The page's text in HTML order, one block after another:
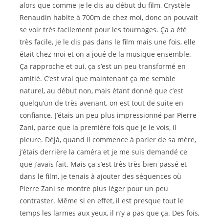
alors que comme je le dis au début du film, Crystèle
Renaudin habite à 700m de chez moi, donc on pouvait
se voir très facilement pour les tournages. Ça a été
très facile, je le dis pas dans le film mais une fois, elle
était chez moi et on a joué de la musique ensemble.
Ça rapproche et oui, ça s’est un peu transformé en
amitié. C’est vrai que maintenant ça me semble
naturel, au début non, mais étant donné que c’est
quelqu’un de très avenant, on est tout de suite en
confiance. J’étais un peu plus impressionné par Pierre
Zani, parce que la première fois que je le vois, il
pleure. Déjà, quand il commence à parler de sa mère,
j’étais derrière la caméra et je me suis demandé ce
que j’avais fait. Mais ça s’est très très bien passé et
dans le film, je tenais à ajouter des séquences où
Pierre Zani se montre plus léger pour un peu
contraster. Même si en effet, il est presque tout le
temps les larmes aux yeux, il n’y a pas que ça. Des fois,